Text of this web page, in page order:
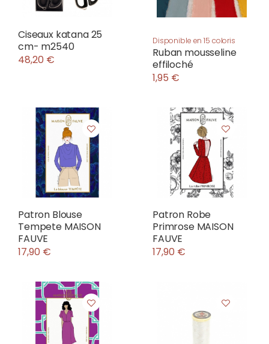
Ciseaux katana 25
cm- m2540
48,20 €
Disponible en 15 coloris
Ruban mousseline
effiloché
1,95 €
Patron Blouse
Tempete MAISON
FAUVE
17,90 €
Patron Robe
Primrose MAISON
FAUVE
17,90 €